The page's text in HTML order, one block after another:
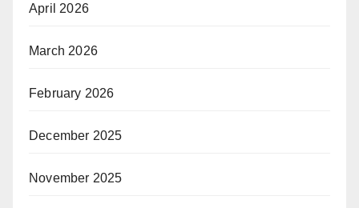
April 2026
March 2026
February 2026
December 2025
November 2025